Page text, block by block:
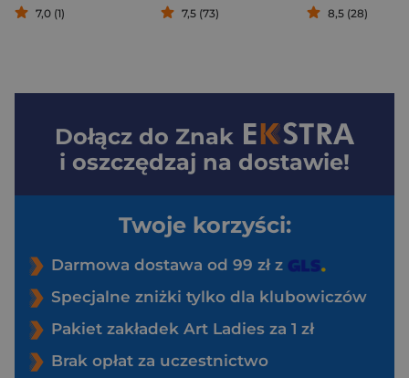
7,0 (1) 7,5 (73) 8,5 (28)
Dołącz do Znak
i oszczędzaj na dostawie!
Twoje korzyści:
Darmowa dostawa od 99 zł z
Specjalne zniżki tylko dla klubowiczów
Pakiet zakładek Art Ladies za 1 zł
Brak opłat za uczestnictwo